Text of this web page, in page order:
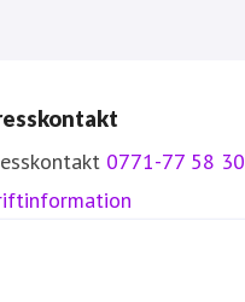
0771-77 58 30